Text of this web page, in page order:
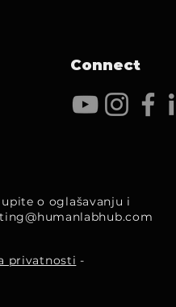
o oglašavanju i
Connect
privatnosti -